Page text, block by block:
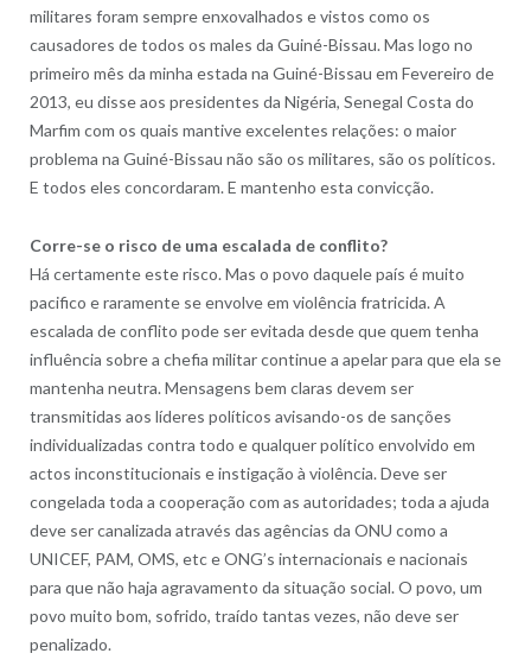
militares foram sempre enxovalhados e vistos como os
causadores de todos os males da Guiné-Bissau. Mas logo no
primeiro mês da minha estada na Guiné-Bissau em Fevereiro de
2013, eu disse aos presidentes da Nigéria, Senegal Costa do
Marfim com os quais mantive excelentes relações: o maior
problema na Guiné-Bissau não são os militares, são os políticos.
E todos eles concordaram. E mantenho esta convicção.
Corre-se o risco de uma escalada de conflito?
Há certamente este risco. Mas o povo daquele país é muito
pacifico e raramente se envolve em violência fratricida. A
escalada de conflito pode ser evitada desde que quem tenha
influência sobre a chefia militar continue a apelar para que ela se
mantenha neutra. Mensagens bem claras devem ser
transmitidas aos líderes políticos avisando-os de sanções
individualizadas contra todo e qualquer político envolvido em
actos inconstitucionais e instigação à violência. Deve ser
congelada toda a cooperação com as autoridades; toda a ajuda
deve ser canalizada através das agências da ONU como a
UNICEF, PAM, OMS, etc e ONG’s internacionais e nacionais
para que não haja agravamento da situação social. O povo, um
povo muito bom, sofrido, traído tantas vezes, não deve ser
penalizado.